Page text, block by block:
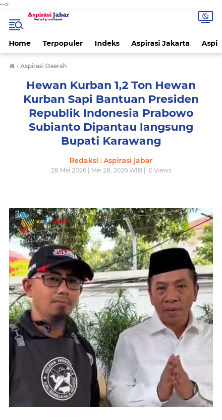
-->
Home Terpopuler Indeks Aspirasi Jakarta
› Aspirasi Daerah
Hewan Kurban 1,2 Ton Hewan
Kurban Sapi Bantuan Presiden
Republik Indonesia Prabowo
Subianto Dipantau langsung
Bupati Karawang
Redaksi : Aspirasi jabar
28 Mei 2026 | Mei 28, 2026 WIB | 0Views